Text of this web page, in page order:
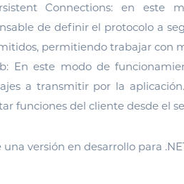
Connections: en este
de definir el protocolo a
permitiendo trabajar con
En este modo de
a transmitir por la
funciones del cliente desde el
una versión en desarrollo para